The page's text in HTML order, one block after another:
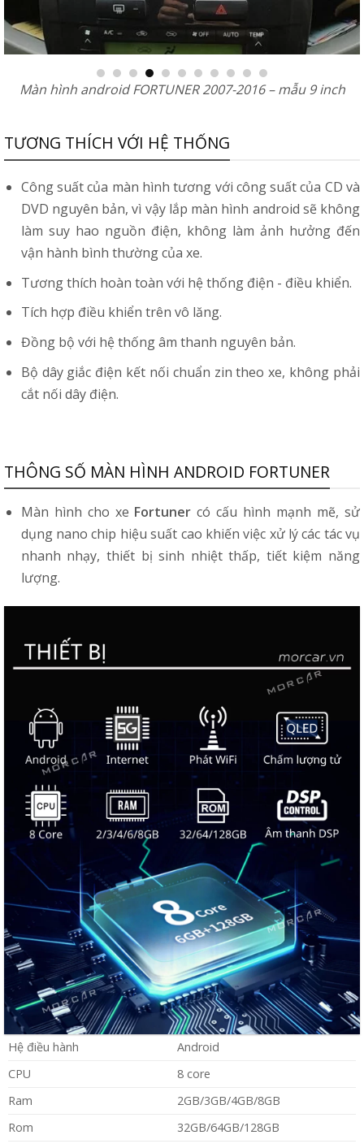
Màn hình android FORTUNER 2007-2016 – mẫu 9 inch
TƯƠNG THÍCH VỚI HỆ THỐNG
Công suất của màn hình tương với công suất của CD và
DVD nguyên bản, vì vậy lắp màn hình android sẽ không
làm suy hao nguồn điện, không làm ảnh hưởng đến
vận hành bình thường của xe.
Tương thích hoàn toàn với hệ thống điện - điều khiển.
Tích hợp điều khiển trên vô lăng.
Đồng bộ với hệ thống âm thanh nguyên bản.
Bộ dây giắc điện kết nối chuẩn zin theo xe, không phải
cắt nối dây điện.
THÔNG SỐ MÀN HÌNH ANDROID FORTUNER
Màn hình cho xe Fortuner có cấu hình mạnh mẽ, sử
dụng nano chip hiệu suất cao khiến việc xử lý các tác vụ
nhanh nhạy, thiết bị sinh nhiệt thấp, tiết kiệm năng
lượng.
Hệ điều hành
Android
CPU
8 core
Ram
2GB/3GB/4GB/8GB
Rom
32GB/64GB/128GB